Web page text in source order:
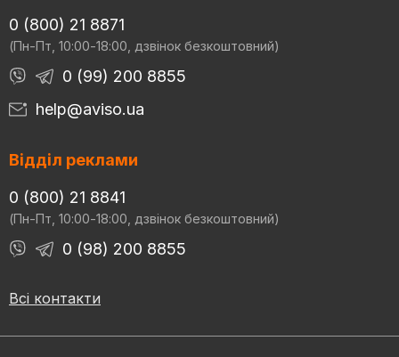
0 (800) 21 8871
(Пн-Пт, 10:00-18:00, дзвінок безкоштовний)
0 (99) 200 8855
help@aviso.ua
Відділ реклами
0 (800) 21 8841
(Пн-Пт, 10:00-18:00, дзвінок безкоштовний)
0 (98) 200 8855
Всі контакти